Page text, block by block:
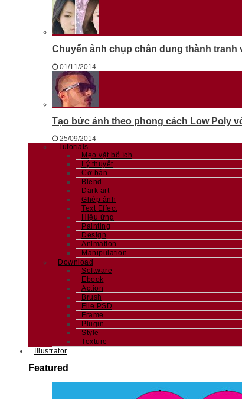
Chuyển ảnh chụp chân dung thành tranh
01/11/2014
Tạo bức ảnh theo phong cách Low Poly
25/09/2014
Tutorials
Mẹo vặt bổ ích
Lý thuyết
Cơ bản
Blend
Dark art
Ghép ảnh
Text Effect
Hiệu ứng
Painting
Design
Animation
Manipulation
Download
Software
Ebook
Action
Brush
File PSD
Frame
Plugin
Style
Texture
Illustrator
Featured